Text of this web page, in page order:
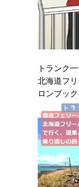
トランク
北海道フ
ロンブック